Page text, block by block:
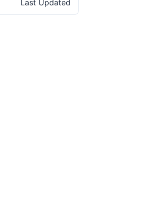
Last Updated